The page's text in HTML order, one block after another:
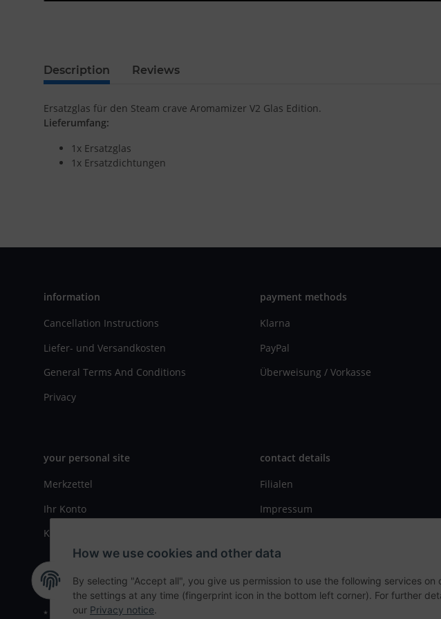
Description Reviews
Ersatzglas für den Steam crave Aromamizer V2 Glas Edition.
Lieferumfang:
1x Ersatzglas
1x Ersatzdichtungen
information
Cancellation Instructions
Liefer- und Versandkosten
General Terms And Conditions
Privacy
payment methods
Klarna
PayPal
Überweisung / Vorkasse
your personal site
Merkzettel
Ihr Konto
Kasse
contact details
Filialen
Impressum
* All prices incl. VAT, plusshipping fees
How we use cookies and other data
By selecting "Accept all", you give us permission to use the following services on
the settings at any time (fingerprint icon in the bottom left corner). For further
our Privacy notice.